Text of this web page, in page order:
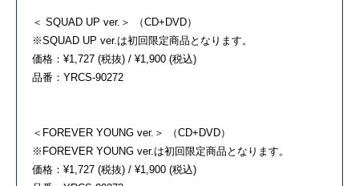
＜ SQUAD UP ver.＞ （CD+DVD）
※SQUAD UP ver.は初回限定商品となります。
価格：¥1,727 (税抜) / ¥1,900 (税込)
品番：YRCS-90272
＜FOREVER YOUNG ver.＞ （CD+DVD）
※FOREVER YOUNG ver.は初回限定商品となります。
価格：¥1,727 (税抜) / ¥1,900 (税込)